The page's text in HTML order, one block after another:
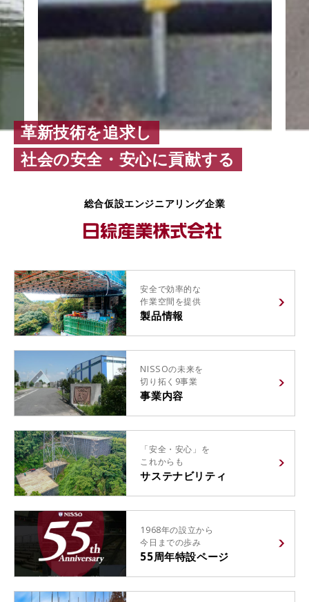
革新技術を追求し
社会の安全・安心に貢献する
総合仮設エンジニアリング企業
安全で効率的な
作業空間を提供
製品情報
NISSOの未来を
切り拓く9事業
事業内容
「安全・安心」を
これからも
サステナビリティ
1968年の設立から
今日までの歩み
55周年特設ページ